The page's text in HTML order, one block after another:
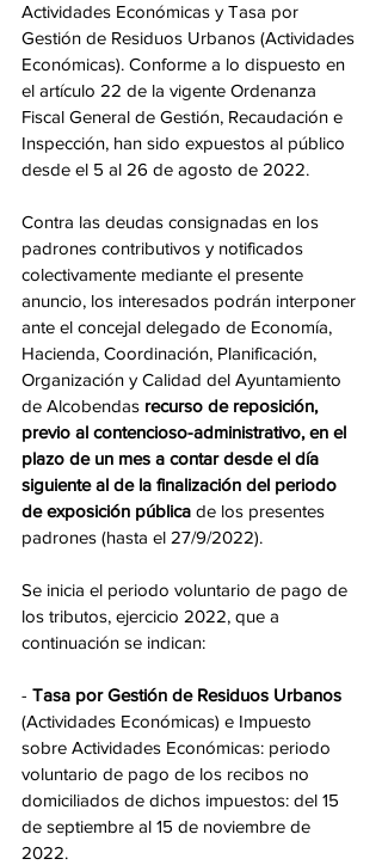
Actividades Económicas y Tasa por
Gestión de Residuos Urbanos (Actividades
Económicas). Conforme a lo dispuesto en
el artículo 22 de la vigente Ordenanza
Fiscal General de Gestión, Recaudación e
Inspección, han sido expuestos al público
desde el 5 al 26 de agosto de 2022.
Contra las deudas consignadas en los
padrones contributivos y notificados
colectivamente mediante el presente
anuncio, los interesados podrán interponer
ante el concejal delegado de Economía,
Hacienda, Coordinación, Planificación,
Organización y Calidad del Ayuntamiento
de Alcobendas recurso de reposición,
previo al contencioso-administrativo, en el
plazo de un mes a contar desde el día
siguiente al de la finalización del periodo
de exposición pública de los presentes
padrones (hasta el 27/9/2022).
Se inicia el periodo voluntario de pago de
los tributos, ejercicio 2022, que a
continuación se indican:
- Tasa por Gestión de Residuos Urbanos
(Actividades Económicas) e Impuesto
sobre Actividades Económicas: periodo
voluntario de pago de los recibos no
domiciliados de dichos impuestos: del 15
de septiembre al 15 de noviembre de
2022.